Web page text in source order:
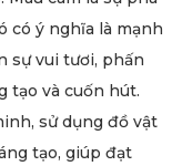
có ý nghĩa là mạnh
sự vui tươi, phấn
tạo và cuốn hút.
sử dụng đồ vật
tạo, giúp đạt